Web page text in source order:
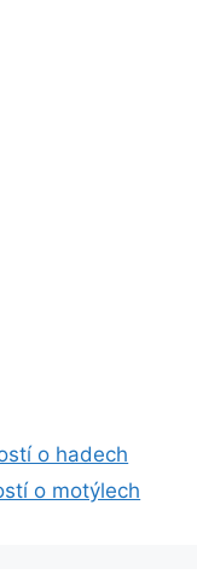
o hadech
o motýlech